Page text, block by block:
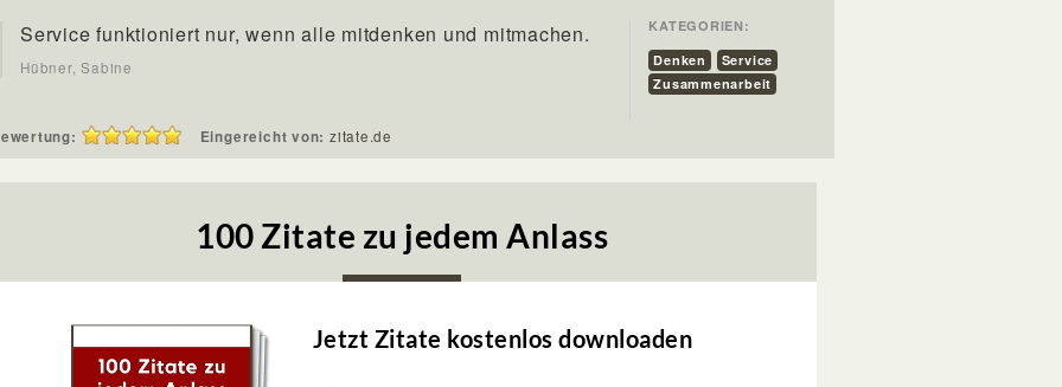
Service funktioniert nur, wenn alle mitdenken und mitmachen.
Hübner, Sabine
KATEGORIEN:
Denken
Service
Zusammenarbeit
Eingereicht von: zitate.de